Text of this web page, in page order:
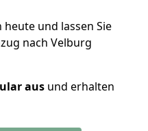
und lassen Sie
nach Velburg
aus und erhalten